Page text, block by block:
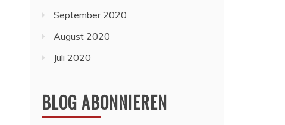
September 2020
August 2020
Juli 2020
BLOG ABONNIEREN